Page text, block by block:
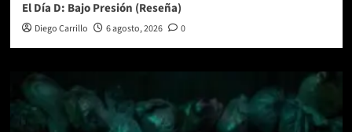
El Día D: Bajo Presión (Reseña)
Diego Carrillo 6 agosto, 2026 0